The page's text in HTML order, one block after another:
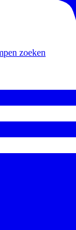
zoeken